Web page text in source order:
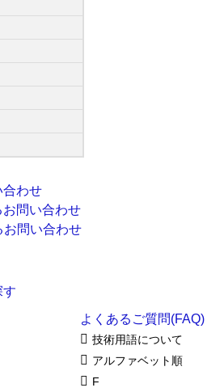
す
よくあるご質問(FAQ)
技術用語について
アルファベット順
F